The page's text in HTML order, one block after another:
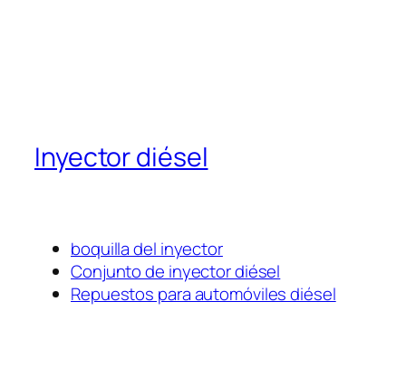
Inyector diésel
boquilla del inyector
Conjunto de inyector diésel
Repuestos para automóviles diésel